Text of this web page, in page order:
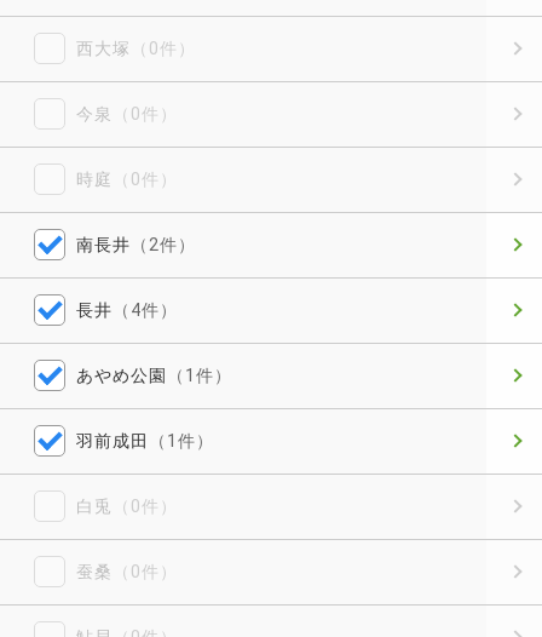
西大塚 （0件）
今泉 （0件）
時庭 （0件）
南長井 （2件）
長井 （4件）
あやめ公園 （1件）
羽前成田 （1件）
白兎 （0件）
蚕桑 （0件）